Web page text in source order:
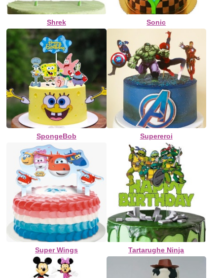
Shrek Sonic
SpongeBob Supereroi
Super Wings Tartarughe Ninja